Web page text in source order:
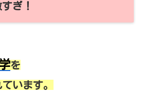
ぎ！
を
います。